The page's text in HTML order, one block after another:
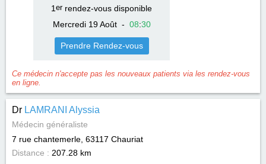
1 errendez-vous disponible
Mercredi 19 Août- 08:30
Prendre Rendez-vous
Ce médecin n'accepte pas les nouveaux patients via les rendez-vous
en ligne.
Dr LAMRANI Alyssia
Médecin généraliste
7 rue chantemerle, 63117 Chauriat
Distance : 207.28 km